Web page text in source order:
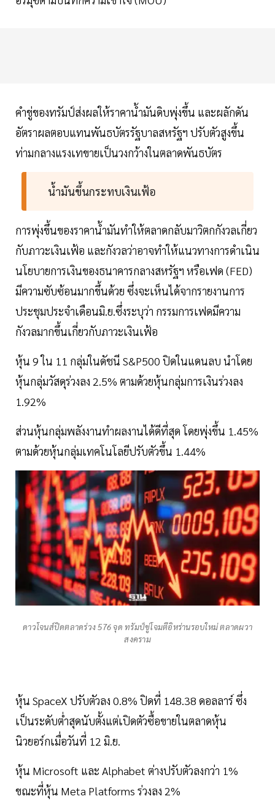
คำขู่ของทรัมป์ส่งผลให้ราคาน้ำมันดิบพุ่งขึ้น และผลักดัน
อัตราผลตอบแทนพันธบัตรรัฐบาลสหรัฐฯ ปรับตัวสูงขึ้น
ท่ามกลางแรงเทขายเป็นวงกว้างในตลาดพันธบัตร
น้ำมันขึ้นกระทบเงินเฟ้อ
การพุ่งขึ้นของราคาน้ำมันทำให้ตลาดกลับมาวิตกกังวลเกี่ยว
กับภาวะเงินเฟ้อ และกังวลว่าอาจทำให้แนวทางการดำเนิน
นโยบายการเงินของธนาคารกลางสหรัฐฯ หรือเฟด (FED)
มีความซับซ้อนมากขึ้นด้วย ซึ่งจะเห็นได้จากรายงานการ
ประชุมประจำเดือนมิ.ย.ซึ่งระบุว่า กรรมการเฟดมีความ
กังวลมากขึ้นเกี่ยวกับภาวะเงินเฟ้อ
หุ้น 9 ใน 11 กลุ่มในดัชนี S&P500 ปิดในแดนลบ นำโดย
หุ้นกลุ่มวัสดุร่วงลง 2.5% ตามด้วยหุ้นกลุ่มการเงินร่วงลง
1.92%
ส่วนหุ้นกลุ่มพลังงานทำผลงานได้ดีที่สุด โดยพุ่งขึ้น 1.45%
ตามด้วยหุ้นกลุ่มเทคโนโลยีปรับตัวขึ้น 1.44%
ดาวโจนส์ปิดตลาดร่วง 576 จุด ทรัมป์ขู่โจมตีอิหร่านรอบใหม่ ตลาดผวา
สงคราม
หุ้น SpaceX ปรับตัวลง 0.8% ปิดที่ 148.38 ดอลลาร์ ซึ่ง
เป็นระดับต่ำสุดนับตั้งแต่เปิดตัวซื้อขายในตลาดหุ้น
นิวยอร์กเมื่อวันที่ 12 มิ.ย.
หุ้น Microsoft และ Alphabet ต่างปรับตัวลงกว่า 1%
ขณะที่หุ้น Meta Platforms ร่วงลง 2%